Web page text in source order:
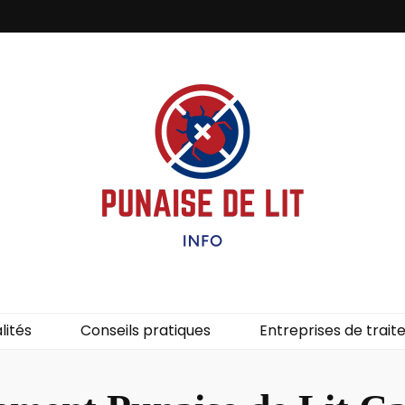
Conseils pratiques Entreprises de